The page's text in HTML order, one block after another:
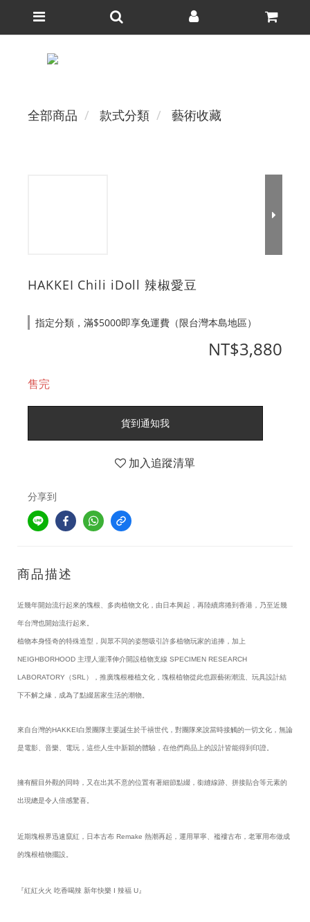
全部商品 款式分類 藝術收藏
HAKKEI Chili iDoll 辣椒愛豆
指定分類，滿$5000即享免運費（限台灣本島地區）
NT$3,880
售完
貨到通知我
加入追蹤清單
分享到
商品描述
近幾年開始流行起來的塊根、多肉植物文化，由日本興起，再陸續席捲到香港，乃至近幾
年台灣也開始流行起來。
植物本身怪奇的特殊造型，與眾不同的姿態吸引許多植物玩家的追捧，加上
NEIGHBORHOOD 主理人瀧澤伸介開設植物支線 SPECIMEN RESEARCH
LABORATORY（SRL），推廣塊根種植文化，塊根植物從此也跟藝術潮流、玩具設計結
下不解之緣，成為了點綴居家生活的潮物。
來自台灣的HAKKEI白景團隊主要誕生於千禧世代，對團隊來說當時接觸的一切文化，無論
是電影、音樂、電玩，這些人生中新穎的體驗，在他們商品上的設計皆能得到印證。
擁有醒目外觀的同時，又在出其不意的位置有著細節點綴，銜縫線跡、拼接貼合等元素的
出現總是令人倍感驚喜。
近期塊根界迅速竄紅，日本古布 Remake 熱潮再起，運用單寧、襤褸古布，老軍用布做成
的塊根植物擺設。
『紅紅火火 吃香喝辣 新年快樂 I 辣福 U』